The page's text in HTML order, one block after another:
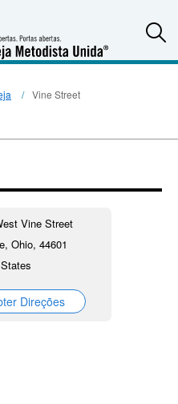
Vine Street
Vine Street
Ohio, 44601
Direções